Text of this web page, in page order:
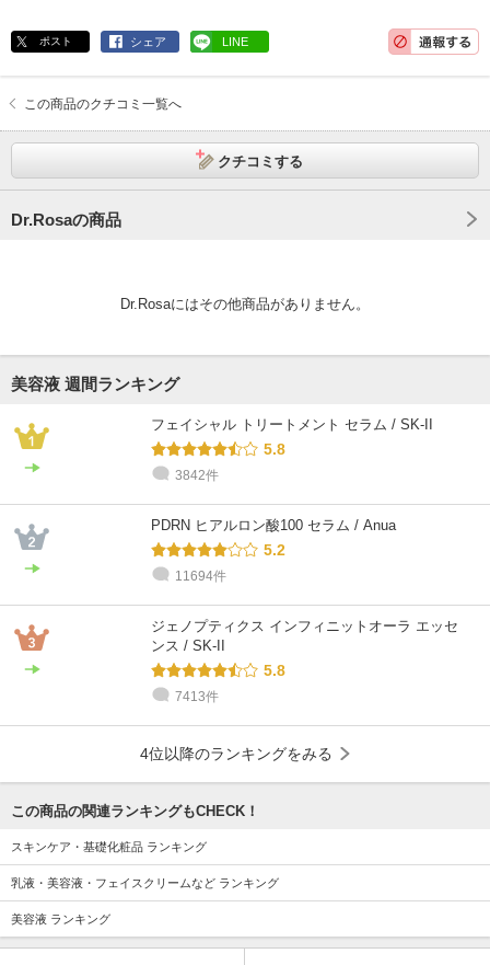
ポスト シェア LINE
この商品のクチコミ一覧へ
クチコミする
Dr.Rosaの商品
Dr.Rosaにはその他商品がありません。
美容液 週間ランキング
フェイシャル トリートメント セラム / SK-II
5.8
3842件
PDRN ヒアルロン酸100 セラム / Anua
5.2
11694件
ジェノプティクス インフィニットオーラ エッセ
ンス / SK-II
5.8
7413件
4位以降のランキングをみる
この商品の関連ランキングもCHECK！
スキンケア・基礎化粧品 ランキング
乳液・美容液・フェイスクリームなど ランキング
美容液 ランキング